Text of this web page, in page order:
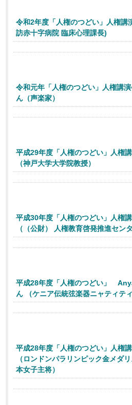
令和2年度「人権のつどい」人権
訪赤十字病院 臨床心理課長)
令和元年「人権のつどい」人権講
ん（声楽家）
平成29年度「人権のつどい」人
（神戸大学大学院教授）
平成30年度「人権のつどい」人権
（（公財） 人権教育啓発推進セン
平成28年度「人権のつどい」
ん （ケニア伝統弦楽器ニャティティ
平成28年度「人権のつどい」人権
（ロンドンパラリンピック金メダ
本女子主将）